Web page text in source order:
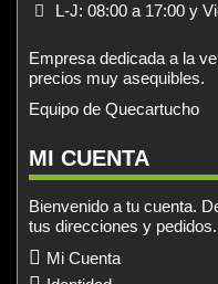
L-J: 08:00 a 17:00 y
Empresa dedicada a la
precios muy asequibles.
Equipo de Quecartucho
MI CUENTA
Bienvenido a tu cuenta.
tus direcciones y pedidos.
Mi Cuenta